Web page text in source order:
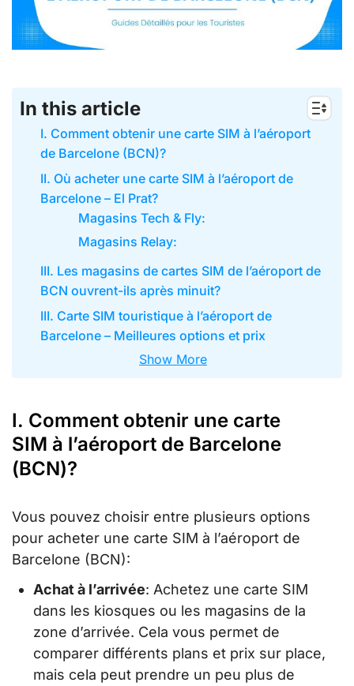
In this article
I. Comment obtenir une carte SIM à l’aéroport
de Barcelone (BCN)?
II. Où acheter une carte SIM à l’aéroport de
Barcelone – El Prat?
Magasins Tech & Fly:
Magasins Relay:
III. Les magasins de cartes SIM de l’aéroport de
BCN ouvrent-ils après minuit?
III. Carte SIM touristique à l’aéroport de
Barcelone – Meilleures options et prix
Show More
I. Comment obtenir une carte
SIM à l’aéroport de Barcelone
(BCN)?
Vous pouvez choisir entre plusieurs options
pour acheter une carte SIM à l’aéroport de
Barcelone (BCN):
Achat à l’arrivée: Achetez une carte SIM
dans les kiosques ou les magasins de la
zone d’arrivée. Cela vous permet de
comparer différents plans et prix sur place,
mais cela peut prendre un peu plus de